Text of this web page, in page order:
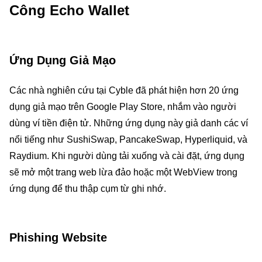
Công Echo Wallet
Ứng Dụng Giả Mạo
Các nhà nghiên cứu tại Cyble đã phát hiện hơn 20 ứng
dụng giả mạo trên Google Play Store, nhắm vào người
dùng ví tiền điện tử. Những ứng dụng này giả danh các ví
nổi tiếng như SushiSwap, PancakeSwap, Hyperliquid, và
Raydium. Khi người dùng tải xuống và cài đặt, ứng dụng
sẽ mở một trang web lừa đảo hoặc một WebView trong
ứng dụng để thu thập cụm từ ghi nhớ.
Phishing Website